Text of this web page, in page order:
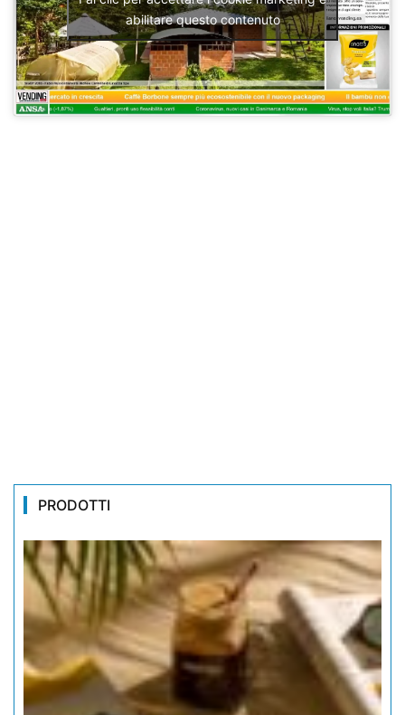
abilitare questo contenuto
PRODOTTI